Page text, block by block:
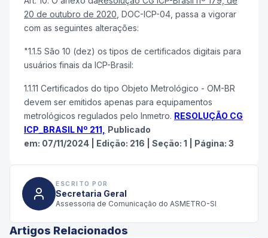
20 de outubro de 2020 , DOC-ICP-04, passa a vigorar
com as seguintes alterações:
"1.1.5 São 10 (dez) os tipos de certificados digitais para
usuários finais da ICP-Brasil:
1.1.11 Certificados do tipo Objeto Metrológico - OM-BR
devem ser emitidos apenas para equipamentos
metrológicos regulados pelo Inmetro. RESOLUÇÃO CG
ICP_BRASIL Nº 211,
Publicado
em: 07/11/2024 Edição: 216 Seção: 1 Página: 3
ESCRITO POR
Secretaria Geral
Assessoria de Comunicação do ASMETRO-SI
Artigos Relacionados